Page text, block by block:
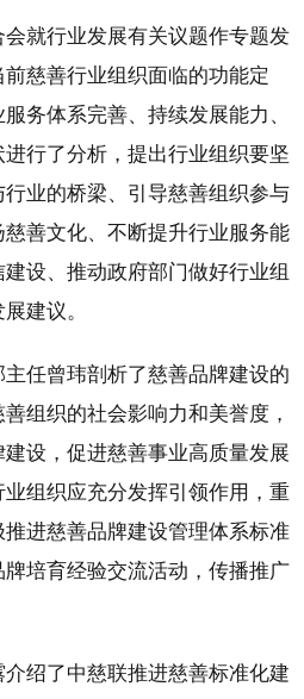
就行业发展有关议题作专题发
慈善行业组织面临的功能定
务体系完善、持续发展能力、
行了分析，提出行业组织要坚
业的桥梁、引导慈善组织参与
善文化、不断提升行业服务能
设、推动政府部门做好行业组
建议。
任曾玮剖析了慈善品牌建设的
组织的社会影响力和美誉度，
设，促进慈善事业高质量发展
组织应充分发挥引领作用，重
进慈善品牌建设管理体系标准
培育经验交流活动，传播推广
绍了中慈联推进慈善标准化建